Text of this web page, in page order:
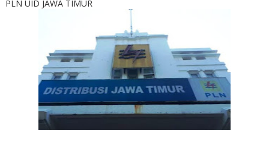
PLN UID JAWA TIMUR